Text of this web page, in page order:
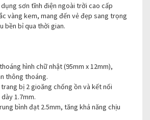
sơn tĩnh điện ngoài trời cao cấp
vàng kem, mang đến vẻ đẹp sang trọng
bền bỉ qua thời gian.
hình chữ nhật (95mm x 12mm),
thông thoáng.
bị 2 gioăng chống ồn và kết nối
1.7mm.
bình đạt 2.5mm, tăng khả năng chịu